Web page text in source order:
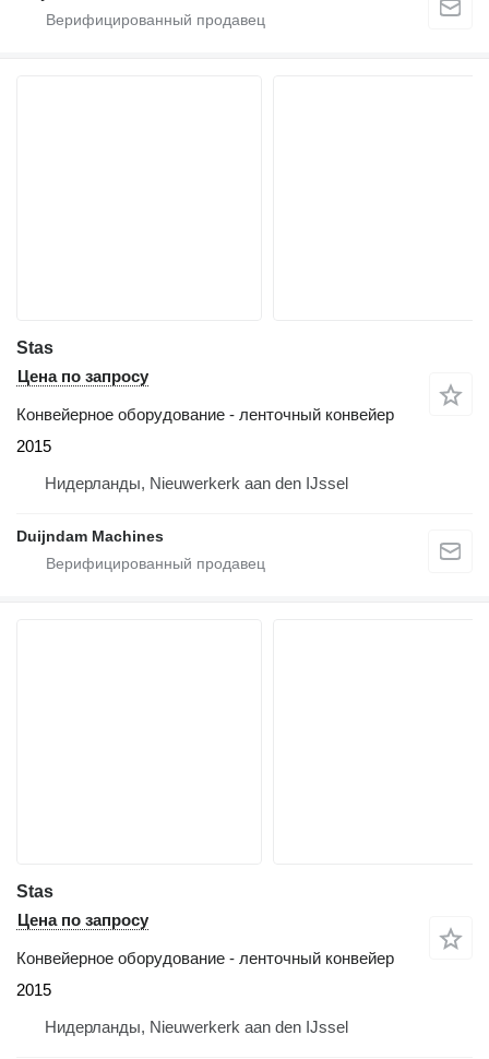
Stas
Цена по запросу
Конвейерное оборудование - ленточный конвейер
2015
Нидерланды, Nieuwerkerk aan den IJssel
Duijndam Machines
Stas
Цена по запросу
Конвейерное оборудование - ленточный конвейер
2015
Нидерланды, Nieuwerkerk aan den IJssel